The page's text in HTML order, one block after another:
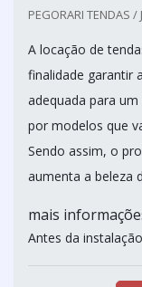
PEGORARI TENDAS /
A locação de
finalidade garantir
adequada para
por modelos que
Sendo assim, o
aumenta a beleza
mais
Antes da